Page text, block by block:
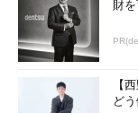
財
【
どう